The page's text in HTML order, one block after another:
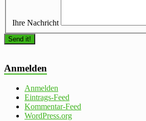
Ihre Nachricht
Anmelden
Anmelden
Eintrags-Feed
Kommentar-Feed
WordPress.org